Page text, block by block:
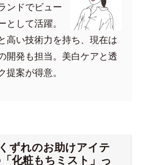
ンドでビュー
として活躍。
高い技術力を持ち、現在は
開発も担当。美白ケアと透
提案が得意。
ずれのお助けアイテ
化粧もちミスト」っ